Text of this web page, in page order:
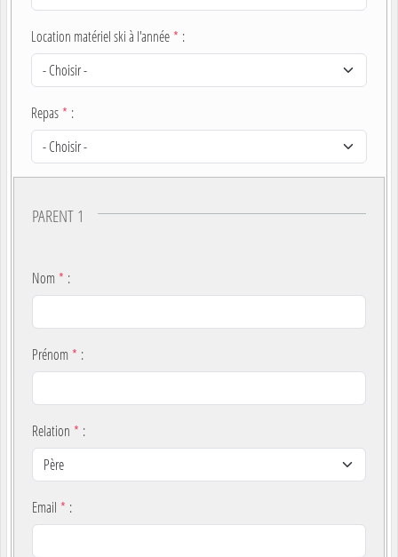
Location matériel ski à l'année* :
Repas* :
PARENT 1
Nom * :
Prénom * :
Relation * :
Email * :